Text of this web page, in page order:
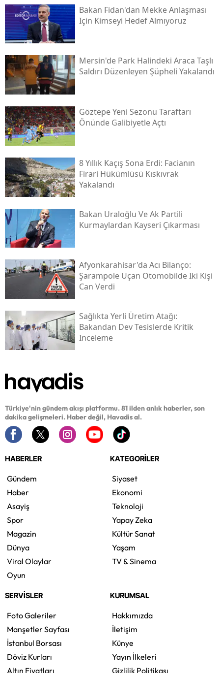
Bakan Fidan'dan Mekke Anlaşması
Için Kimseyi Hedef Almıyoruz
Mersin'de Park Halindeki Araca Taşlı
Saldırı Düzenleyen Şüpheli Yakalandı
Göztepe Yeni Sezonu Taraftarı
Önünde Galibiyetle Açtı
8 Yıllık Kaçış Sona Erdi: Facianın
Firari Hükümlüsü Kıskıvrak
Yakalandı
Bakan Uraloğlu Ve Ak Partili
Kurmaylardan Kayseri Çıkarması
Afyonkarahisar'da Acı Bilanço:
Şarampole Uçan Otomobilde Iki Kişi
Can Verdi
Sağlıkta Yerli Üretim Atağı:
Bakandan Dev Tesislerde Kritik
Inceleme
Türkiye'nin gündem akışı platformu. 81 ilden anlık haberler, son
dakika gelişmeleri. Haber değil, Havadis al.
HABERLER
Gündem
Haber
Asayiş
Spor
Magazin
Dünya
Viral Olaylar
Oyun
KATEGORİLER
Siyaset
Ekonomi
Teknoloji
Yapay Zeka
Kültür Sanat
Yaşam
TV & Sinema
SERVİSLER
Foto Galeriler
Manşetler Sayfası
İstanbul Borsası
Döviz Kurları
Altın Fiyatları
KURUMSAL
Hakkımızda
İletişim
Künye
Yayın İlkeleri
Gizlilik Politikası